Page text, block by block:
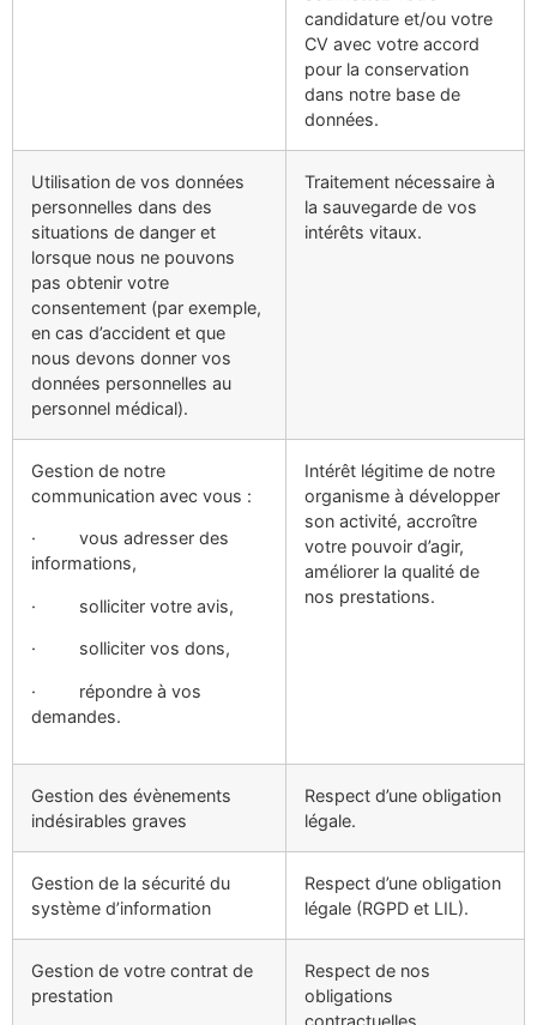
candidature et/ou votre
CV avec votre accord
pour la conservation
dans notre base de
données.
Utilisation de vos données
personnelles dans des
situations de danger et
lorsque nous ne pouvons
pas obtenir votre
consentement (par exemple,
en cas d’accident et que
nous devons donner vos
données personnelles au
personnel médical).
Traitement nécessaire à
la sauvegarde de vos
intérêts vitaux.
Gestion de notre
communication avec vous :
· vous adresser des
informations,
· solliciter votre avis,
· solliciter vos dons,
· répondre à vos
demandes.
Intérêt légitime de notre
organisme à développer
son activité, accroître
votre pouvoir d’agir,
améliorer la qualité de
nos prestations.
Gestion des évènements
indésirables graves
Respect d’une obligation
légale.
Gestion de la sécurité du
système d’information
Respect d’une obligation
légale (RGPD et LIL).
Gestion de votre contrat de
prestation
Respect de nos
obligations
contractuelles.